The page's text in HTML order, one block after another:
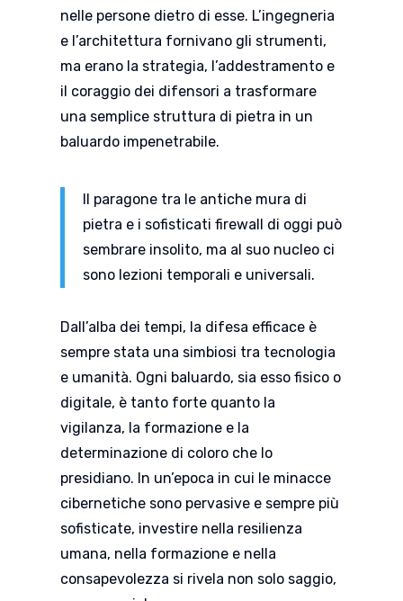
nelle persone dietro di esse. L’ingegneria
e l’architettura fornivano gli strumenti,
ma erano la strategia, l’addestramento e
il coraggio dei difensori a trasformare
una semplice struttura di pietra in un
baluardo impenetrabile.
Il paragone tra le antiche mura di
pietra e i sofisticati firewall di oggi può
sembrare insolito, ma al suo nucleo ci
sono lezioni temporali e universali.
Dall’alba dei tempi, la difesa efficace è
sempre stata una simbiosi tra tecnologia
e umanità. Ogni baluardo, sia esso fisico o
digitale, è tanto forte quanto la
vigilanza, la formazione e la
determinazione di coloro che lo
presidiano. In un’epoca in cui le minacce
cibernetiche sono pervasive e sempre più
sofisticate, investire nella resilienza
umana, nella formazione e nella
consapevolezza si rivela non solo saggio,